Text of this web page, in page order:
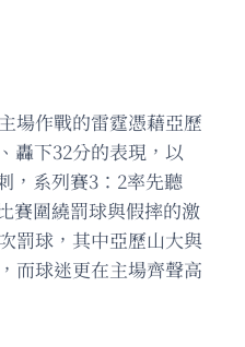
場作戰的雷霆憑藉亞歷
轟下32分的表現，以
，系列賽3：2率先聽
賽圍繞罰球與假摔的激
罰球，其中亞歷山大與
而球迷更在主場齊聲高